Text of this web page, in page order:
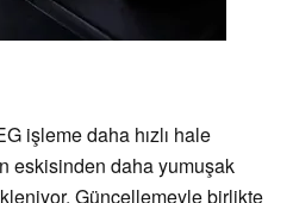
işleme daha hızlı hale
eskisinden daha yumuşak
Güncellemeyle birlikte